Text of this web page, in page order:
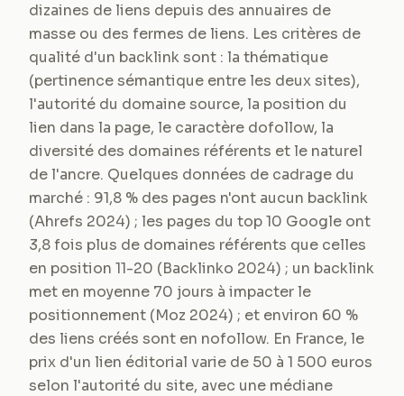
dizaines de liens depuis des annuaires de
masse ou des fermes de liens. Les critères de
qualité d'un backlink sont : la thématique
(pertinence sémantique entre les deux sites),
l'autorité du domaine source, la position du
lien dans la page, le caractère dofollow, la
diversité des domaines référents et le naturel
de l'ancre. Quelques données de cadrage du
marché : 91,8 % des pages n'ont aucun backlink
(Ahrefs 2024) ; les pages du top 10 Google ont
3,8 fois plus de domaines référents que celles
en position 11-20 (Backlinko 2024) ; un backlink
met en moyenne 70 jours à impacter le
positionnement (Moz 2024) ; et environ 60 %
des liens créés sont en nofollow. En France, le
prix d'un lien éditorial varie de 50 à 1 500 euros
selon l'autorité du site, avec une médiane